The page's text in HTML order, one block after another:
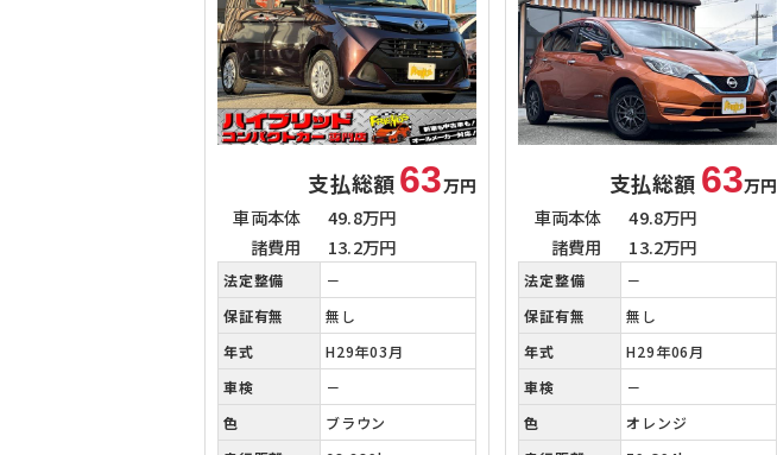
支払総額 63万円
車両本体
49.8万円
諸費用
13.2万円
法定整備
－
保証有無
無し
年式
H29年03月
車検
－
色
ブラウン
支払総額 63万円
車両本体
49.8万円
諸費用
13.2万円
法定整備
－
保証有無
無し
年式
H29年06月
車検
－
色
オレンジ